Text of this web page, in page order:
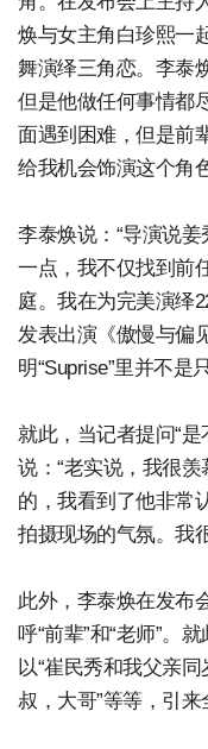
焕与女主角白珍熙一
舞演绎三角恋。李泰
但是他做任何事情都
面遇到困难，但是前
给我机会饰演这个角
李泰焕说：“导演说
一点，我不仅找到前
庭。我在为完美演绎
发表出演《傲慢与偏
明“Suprise”里并不是
就此，当记者提问“
说：“老实说，我很
的，我看到了他非常
拍摄现场的气氛。我
此外，李泰焕在发布
呼“前辈”和“老师”。
以“崔民秀和我父亲
叔，大哥”等等，引来